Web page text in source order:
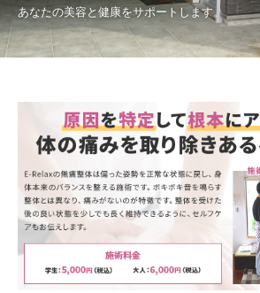
あなたの美容と健康をサポートします。